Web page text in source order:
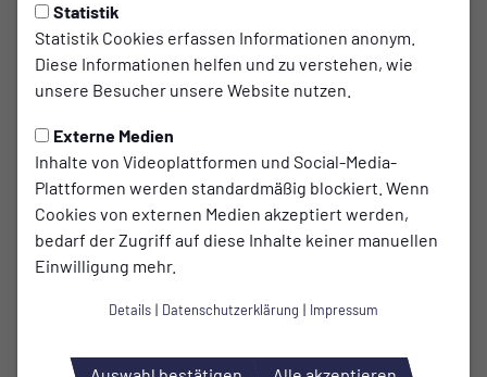
Statistik
Statistik Cookies erfassen Informationen anonym.
Diese Informationen helfen und zu verstehen, wie
unsere Besucher unsere Website nutzen.
Externe Medien
Inhalte von Videoplattformen und Social-Media-
Plattformen werden standardmäßig blockiert. Wenn
Cookies von externen Medien akzeptiert werden,
bedarf der Zugriff auf diese Inhalte keiner manuellen
Einwilligung mehr.
Details | Datenschutzerklärung | Impressum
Verletzungen sehen wir uns leider gezwungen, unsere 3.
Mannschaft mit sofortiger Wirkung vom Spielbetrieb
zurückzuziehen. Diese Entscheidung ist uns alles andere
als leichtgefallen, war jedoch unter den gegebenen
personellen Umständen unumgänglich.
Wir bedanken uns bei Bobby für seine harte Arbeit und sein
unermüdliches Engagement in den letzten Jahren. Bobby
hat den Verein mit seiner herzlichen und offenen Art
bereichert. Wir wünschen ihm für die Zukunft nur das
Beste. Wir freuen uns dich auch in Zukunft im Dönges-
Eifgen-Stadion begrüßen zu dürfen.
neuen Spielern und einigen Rückkehrern einen Neuanfang